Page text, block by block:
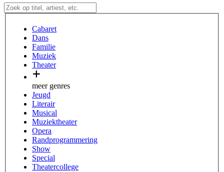
Cabaret
Dans
Familie
Muziek
Theater
meer genres
Jeugd
Literair
Musical
Muziektheater
Opera
Randprogrammering
Show
Special
Theatercollege